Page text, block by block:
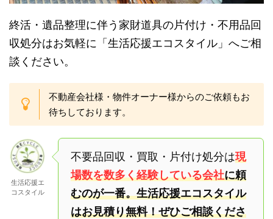
終活・遺品整理に伴う家財道具の片付け・不用品回
収処分はお気軽に「生活応援エコスタイル」へご相
談ください。
不動産会社様・物件オーナー様からのご依頼もお
待ちしております。
生活応援エ
コスタイル
不要品回収・買取・片付け処分は現
場数を数多く経験している会社に頼
むのが一番。生活応援エコスタイル
はお見積り無料！ぜひご相談くださ